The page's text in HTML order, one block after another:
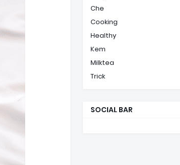
Che
Cooking
Healthy
Kem
Milktea
Trick
SOCIAL BAR